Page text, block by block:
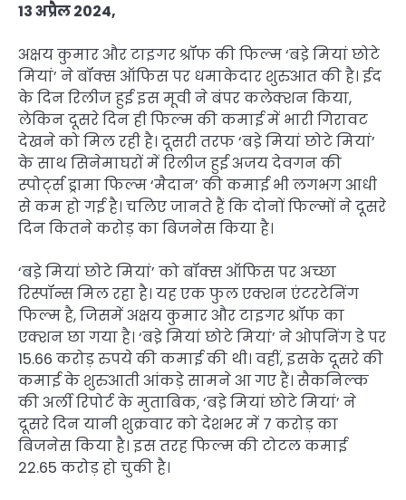
13 अप्रैल 2024,
अक्षय कुमार और टाइगर श्रॉफ की फिल्म ‘बडे़ मियां छोटे
मियां’ ने बॉक्स ऑफिस पर धमाकेदार शुरुआत की है। ईद
के दिन रिलीज हुई इस मूवी ने बंपर कलेक्शन किया,
लेकिन दूसरे दिन ही फिल्म की कमाई में भारी गिरावट
देखने को मिल रही है। दूसरी तरफ ‘बडे़ मियां छोटे मियां’
के साथ सिनेमाघरों में रिलीज हुई अजय देवगन की
स्पोर्ट्स ड्रामा फिल्म ‘मैदान’ की कमाई भी लगभग आधी
से कम हो गई है। चलिए जानते हैं कि दोनों फिल्मों ने दूसरे
दिन कितने करोड़ का बिजनेस किया है।
‘बडे़ मियां छोटे मियां’ को बॉक्स ऑफिस पर अच्छा
रिस्पॉन्स मिल रहा है। यह एक फुल एक्शन एंटरटेनिंग
फिल्म है, जिसमें अक्षय कुमार और टाइगर श्रॉफ का
एक्शन छा गया है। ‘बडे़ मियां छोटे मियां’ ने ओपनिंग डे पर
15.66 करोड़ रुपये की कमाई की थी। वहीं, इसके दूसरे की
कमाई के शुरुआती आंकड़े सामने आ गए हैं। सैकनिल्क
की अर्ली रिपोर्ट के मुताबिक, ‘बडे़ मियां छोटे मियां’ ने
दूसरे दिन यानी शुक्रवार को देशभर में 7 करोड़ का
बिजनेस किया है। इस तरह फिल्म की टोटल कमाई
22.65 करोड़ हो चुकी है।